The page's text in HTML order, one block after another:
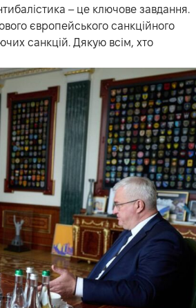
– це ключове завдання.
європейського санкційного
санкцій. Дякую всім, хто